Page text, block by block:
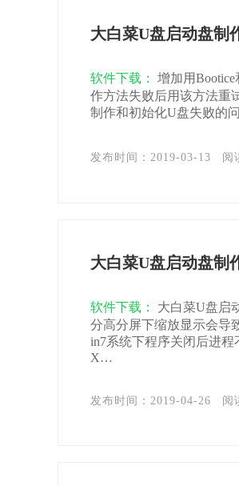
大白菜U盘启动盘制
软件下载：
增加用
作方法失败后用该方法重
制作和初始化U盘失败的问
发布时间：2019-03-13 阅
大白菜U盘启动盘制
软件下载：
大白菜U盘启
分高分屏下缩放显示会导
in7系统下程序关闭后进
X…
发布时间：2019-04-26 阅